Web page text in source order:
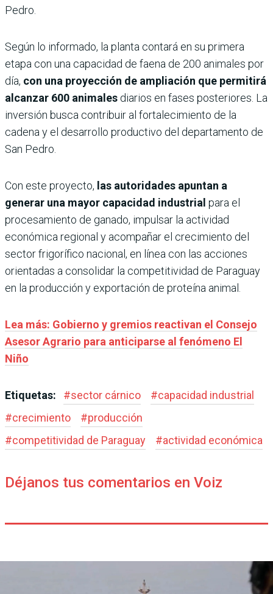
Pedro.
Según lo informado, la planta contará en su primera
etapa con una capacidad de faena de 200 animales por
día, con una proyección de ampliación que permitirá
alcanzar 600 animales diarios en fases posteriores. La
inversión busca contribuir al fortalecimiento de la
cadena y el desarrollo productivo del departamento de
San Pedro.
Con este proyecto, las autoridades apuntan a
generar una mayor capacidad industrial para el
procesamiento de ganado, impulsar la actividad
económica regional y acompañar el crecimiento del
sector frigorífico nacional, en línea con las acciones
orientadas a consolidar la competitividad de Paraguay
en la producción y exportación de proteína animal.
Lea más: Gobierno y gremios reactivan el Consejo
Asesor Agrario para anticiparse al fenómeno El
Niño
Etiquetas: #sector cárnico #capacidad industrial
#crecimiento #producción
#competitividad de Paraguay #actividad económica
Déjanos tus comentarios en Voiz